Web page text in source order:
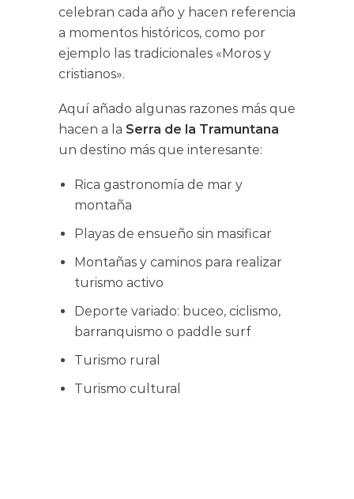
celebran cada año y hacen referencia
a momentos históricos, como por
ejemplo las tradicionales «Moros y
cristianos».
Aquí añado algunas razones más que
hacen a la Serra de la Tramuntana
un destino más que interesante:
Rica gastronomía de mar y
montaña
Playas de ensueño sin masificar
Montañas y caminos para realizar
turismo activo
Deporte variado: buceo, ciclismo,
barranquismo o paddle surf
Turismo rural
Turismo cultural